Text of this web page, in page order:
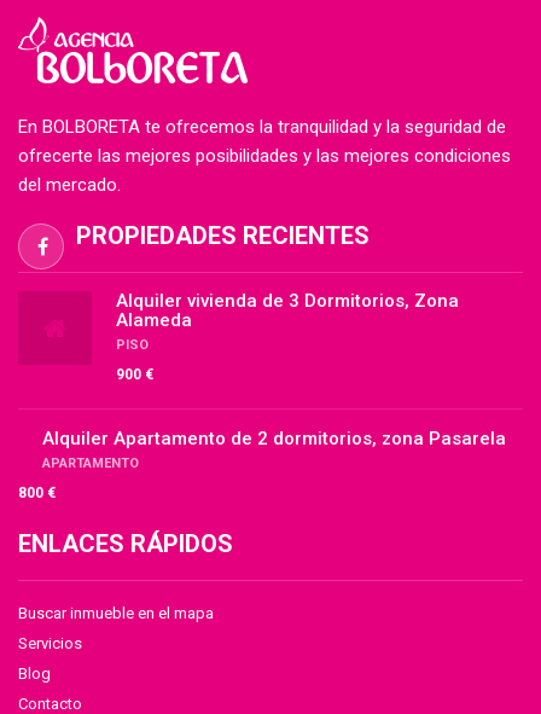
En BOLBORETA te ofrecemos la tranquilidad y la seguridad de
ofrecerte las mejores posibilidades y las mejores condiciones
del mercado.
PROPIEDADES RECIENTES
Alquiler vivienda de 3 Dormitorios, Zona
Alameda
PISO
900 €
Alquiler Apartamento de 2 dormitorios, zona Pasarela
APARTAMENTO
800 €
ENLACES RÁPIDOS
Buscar inmueble en el mapa
Servicios
Blog
Contacto